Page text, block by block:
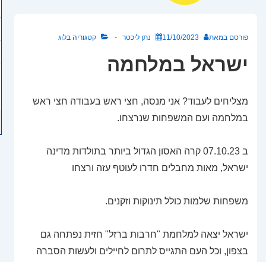
פורסם במאת 11/10/2023 נתן ליכטר קטגוריה בלוג
ישראל במלחמה
מצליחים לעבוד? אני מנסה, חצי ראש בעבודה חצי ראש
במלחמה ועם המשפחות שנרצחו.
ב 07.10.23 קרה האסון הגדול ביותר בתולדות מדינה
ישראל, מאות מחבלים חדרו לעוטף עזה ורצחו
משפחות שלמות כולל תינוקות וזקנים.
ישראל יצאה למלחמת "חרבות ברזל" חזית נפתחה גם
בצפון, וכל העם התגייס לתרום לחיילים ולעשות הסברה